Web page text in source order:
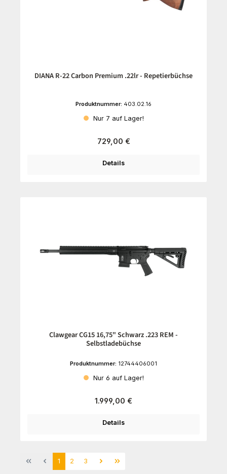
DIANA R-22 Carbon Premium .22lr - Repetierbüchse
Produktnummer: 403.02.16
Nur 7 auf Lager!
Regulärer Preis:
729,00 €
Details
Clawgear CG15 16,75" Schwarz .223 REM -
Selbstladebüchse
Produktnummer: 12744406001
Nur 6 auf Lager!
Regulärer Preis:
1.999,00 €
Details
Seite
1 Seite
2 Seite
3